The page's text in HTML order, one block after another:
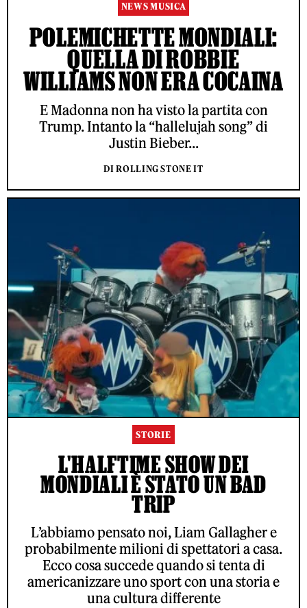
NEWS MUSICA
POLEMICHETTE MONDIALI:
QUELLA DI ROBBIE
WILLIAMS NON ERA COCAINA
E Madonna non ha visto la partita con
Trump. Intanto la “hallelujah song” di
Justin Bieber...
DI ROLLING STONE IT
STORIE
L'HALFTIME SHOW DEI
MONDIALI È STATO UN BAD
TRIP
L’abbiamo pensato noi, Liam Gallagher e
probabilmente milioni di spettatori a casa.
Ecco cosa succede quando si tenta di
americanizzare uno sport con una storia e
una cultura differente